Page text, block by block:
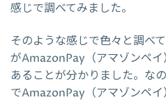
感じで調べてみました。
そのような感じで色々と調べ
がAmazonPay（アマゾンペ
あることが分かりました。な
でAmazonPay（アマゾンペ